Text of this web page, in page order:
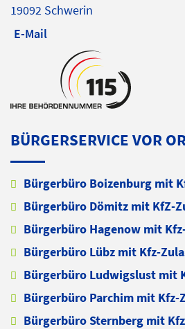
19092 Schwerin
E-Mail
BÜRGERSERVICE VOR
Bürgerbüro Boizenburg mit
Bürgerbüro Dömitz mit KfZ-
Bürgerbüro Hagenow mit
Bürgerbüro Lübz mit Kfz-
Bürgerbüro Ludwigslust mit
Bürgerbüro Parchim mit Kfz-
Bürgerbüro Sternberg mit